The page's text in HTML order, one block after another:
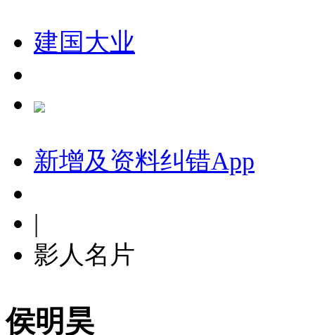
建国大业
新增及资料纠错App
|
影人名片
侯明昊